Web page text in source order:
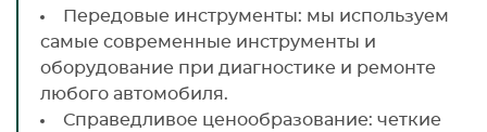
Передовые инструменты: мы используем
самые современные инструменты и
оборудование при диагностике и ремонте
любого автомобиля.
Справедливое ценообразование: четкие